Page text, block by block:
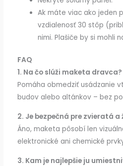
Ak máte viac ako jeden
vzdialenosť 30 stôp
nimi. Plašiče by si mohli
FAQ
1. Na čo slúži maketa dravca?
Pomáha obmedziť usádzanie
budov alebo altánkov – bez
2. Je bezpečná pre zvieratá
Áno, maketa pôsobí len
elektronické ani chemické
3. Kam je najlepšie ju